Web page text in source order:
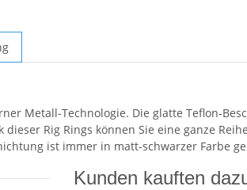
Metall-Technologie. Die glatte Teflon-
Rig Rings können Sie eine ganze
ist immer in matt-schwarzer Farbe
Kunden kauften